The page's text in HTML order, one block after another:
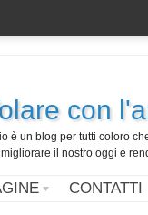
con
è un blog per tutti coloro
il nostro oggi e
CONTATTI